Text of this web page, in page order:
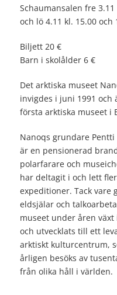
Schaumansalen fre 3.11
och lö 4.11 kl. 15.00 och
Biljett 20 €
Barn i skolålder 6 €
Det arktiska museet
invigdes i juni 1991 och
första arktiska museet i
Nanoqs grundare
är en pensionerad
polarfarare och
har deltagit i och lett
expeditioner. Tack vare
eldsjälar och
museet under åren växt
och utvecklats till ett
arktiskt kulturcentrum,
årligen besöks av
från olika håll i världen.